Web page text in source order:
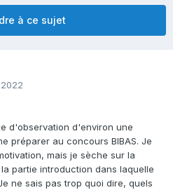
à ce sujet
d'observation d'environ une
préparer au concours BIBAS. Je
mais je sèche sur la
partie introduction dans laquelle
ne sais pas trop quoi dire, quels